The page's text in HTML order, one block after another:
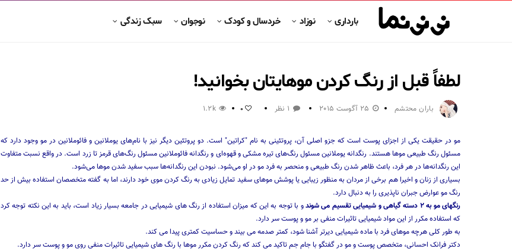
بارداری نوزاد خردسال و کودک نوجوان سبک زندگی
لطفاً قبل از رنگ کردن موهایتان بخوانید!
باران محتشم 25 آگوست 2015 1 نظر 0
1.2k
مو در حقیقت یكی از اجزای پوست است كه جزو اصلی آن، پروتئینی به نام "كراتین" است. دو پروتئین دیگر نیز با نام‌های یوملانین و فائوملانین در مو وجود دارد كه
مسئول رنگ طبیعی موها هستند. رنگدانه یوملانین مسئول رنگ‌های تیره مشكی و قهوه‌ای و رنگدانه فائوملانین مسئول رنگ‌های قرمز تا زرد است. در واقع نسبت متفاوت
این رنگدانه‌ها در هر فرد، باعث ظاهر شدن رنگ طبیعی و منحصر به فرد مو در او می‌شود. نبودن این رنگدانه‌ها سبب سفید شدن موها می‌شود.
بسیاری از زنان و اخیرا هم برخی از مردان به منظور زیبایی یا پوشش موهای سفید تمایل زیادی به رنگ کردن موی خود دارند، اما به گفته متخصصان استفاده بیش از حد
رنگ مو عوارض جبران ناپذیری را به دنبال دارد.
رنگهای مو به ۲ دسته گیاهی و شیمیایی تقسیم می شوند
و با توجه به این که میزان استفاده از رنگ های شیمیایی در جامعه بسیار زیاد است، باید به این نکته توجه کرد
که استفاده مکرر از این مواد شیمیایی تاثیرات منفی بر مو و پوست سر دارد.
به طور کلی هرچه موهای فرد با ماده شیمیایی دیرتر آشنا شود، کمتر صدمه می بیند و حساسیت کمتری پیدا می کند.
دکتر فرانک احسانی، متخصص پوست و مو در گفتگو با جام جم تاکید می کند که رنگ کردن مکرر موها با رنگ های شیمیایی تاثیرات منفی روی مو و پوست سر دارد.